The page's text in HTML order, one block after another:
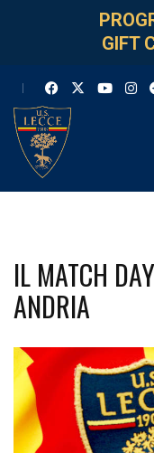
GIFT
IL MATCH
ANDRIA